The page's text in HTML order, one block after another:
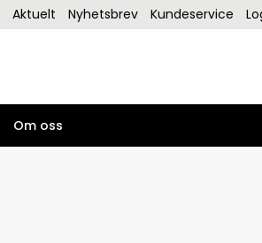
Aktuelt Nyhetsbrev Kundeservice
Om oss